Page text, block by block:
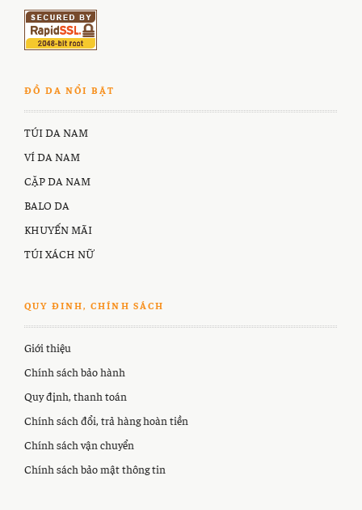
ĐỒ DA NỔI BẬT
TÚI DA NAM
VÍ DA NAM
CẶP DA NAM
BALO DA
KHUYẾN MÃI
TÚI XÁCH NỮ
QUY ĐINH, CHÍNH SÁCH
Giới thiệu
Chính sách bảo hành
Quy định, thanh toán
Chính sách đổi, trả hàng hoàn tiền
Chính sách vận chuyển
Chính sách bảo mật thông tin